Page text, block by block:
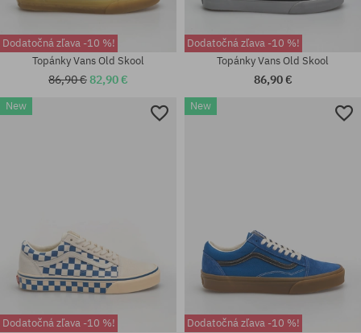
Dodatočná zľava -10 %!
Topánky Vans Old Skool
86,90 €82,90 €
Dodatočná zľava -10 %!
Topánky Vans Old Skool
86,90 €
New
Dodatočná zľava -10 %!
New
Dodatočná zľava -10 %!